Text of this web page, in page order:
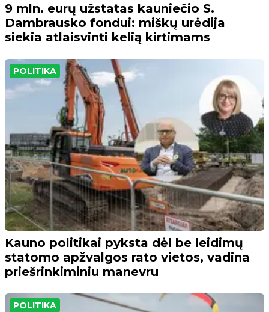
9 mln. eurų užstatas kauniečio S.
Dambrausko fondui: miškų urėdija
siekia atlaisvinti kelią kirtimams
POLITIKA
Kauno politikai pyksta dėl be leidimų
statomo apžvalgos rato vietos, vadina
priešrinkiminiu manevru
POLITIKA